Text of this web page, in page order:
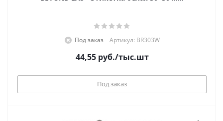
Под заказ Артикул: BR303W
44,55руб./тыс.шт
Под заказ